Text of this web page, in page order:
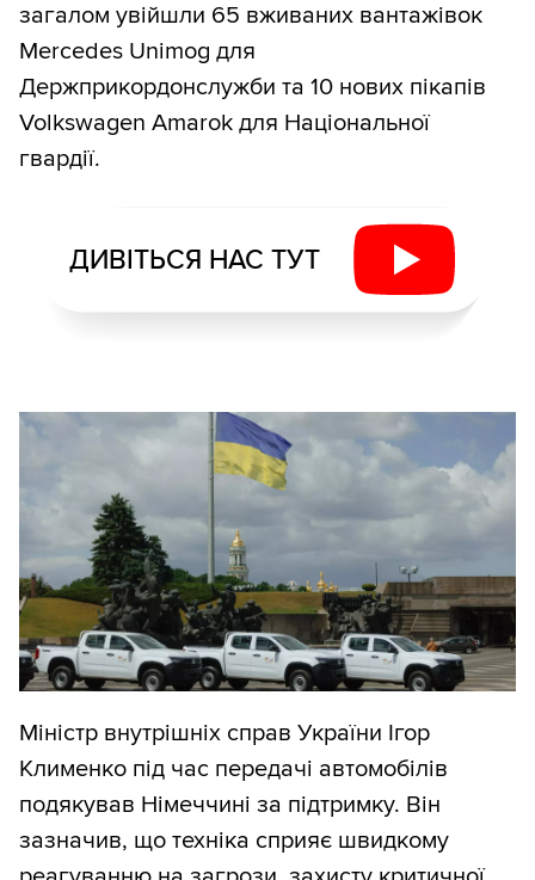
загалом увійшли 65 вживаних вантажівок
Mercedes Unimog для
Держприкордонслужби та 10 нових пікапів
Volkswagen Amarok для Національної
гвардії.
ДИВІТЬСЯ НАС ТУТ
Міністр внутрішніх справ України Ігор
Клименко під час передачі автомобілів
подякував Німеччині за підтримку. Він
зазначив, що техніка сприяє швидкому